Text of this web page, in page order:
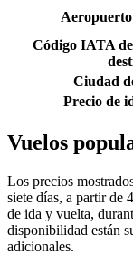
Código IATA
Ciudad
Precio de
Vuelos
Los precios
siete días, a partir de
de ida y vuelta,
disponibilidad están
adicionales.